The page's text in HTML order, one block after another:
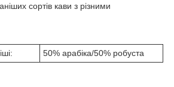
сортів кави з різними
50% арабіка/50% робуста